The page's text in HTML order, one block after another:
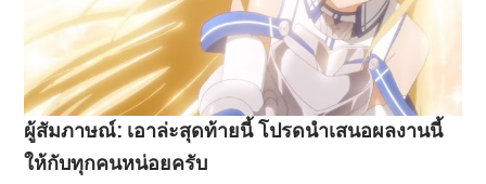
ผู้สัมภาษณ์: เอาล่ะสุดท้ายนี้ โปรดนำเสนอผลงานนี้
ให้กับทุกคนหน่อยครับ